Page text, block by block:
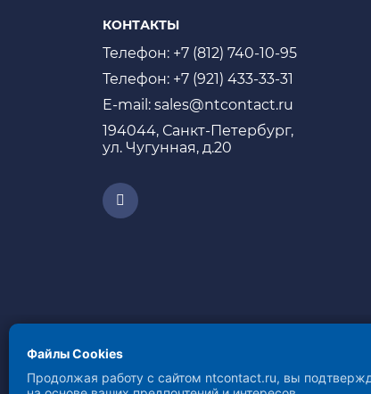
КОНТАКТЫ
Телефон: +7 (812) 740-10-95
Телефон: +7 (921) 433-33-31
E-mail: sales@ntcontact.ru
194044, Санкт-Петербург,
ул. Чугунная, д.20
В рамках борьбы с
Файлы Cookies
Продолжая работу с сайтом ntcontact.ru, вы